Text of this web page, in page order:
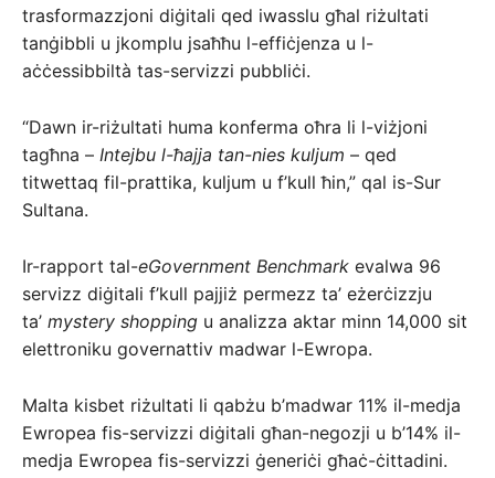
trasformazzjoni diġitali qed iwasslu għal riżultati
tanġibbli u jkomplu jsaħħu l-effiċjenza u l-
aċċessibbiltà tas-servizzi pubbliċi.
“Dawn ir-riżultati huma konferma oħra li l-viżjoni
tagħna – Intejbu l-ħajja tan-nies kuljum – qed
titwettaq fil-prattika, kuljum u f’kull ħin,” qal is-Sur
Sultana.
Ir-rapport tal-eGovernment Benchmark evalwa 96
servizz diġitali f’kull pajjiż permezz ta’ eżerċizzju
ta’ mystery shopping u analizza aktar minn 14,000 sit
elettroniku governattiv madwar l-Ewropa.
Malta kisbet riżultati li qabżu b’madwar 11% il-medja
Ewropea fis-servizzi diġitali għan-negozji u b’14% il-
medja Ewropea fis-servizzi ġeneriċi għaċ-ċittadini.